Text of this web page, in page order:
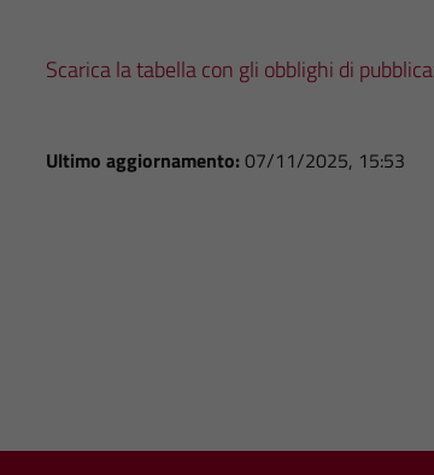
Scarica la tabella con gli obblighi di
Ultimo aggiornamento: 07/11/2025, 15:53